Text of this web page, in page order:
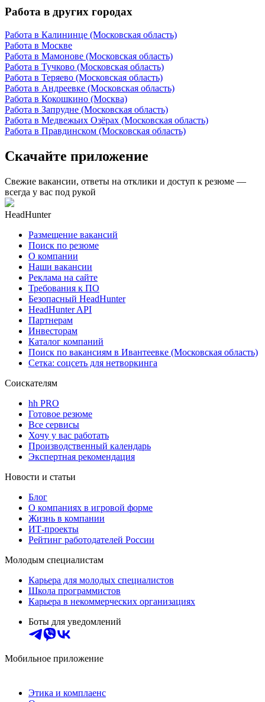
Работа в других городах
Работа в Калининце (Московская область)
Работа в Москве
Работа в Мамонове (Московская область)
Работа в Тучково (Московская область)
Работа в Теряево (Московская область)
Работа в Андреевке (Московская область)
Работа в Кокошкино (Москва)
Работа в Запрудне (Московская область)
Работа в Медвежьих Озёрах (Московская область)
Работа в Правдинском (Московская область)
Скачайте приложение
Свежие вакансии, ответы на отклики и доступ к резюме —
всегда у вас под рукой
HeadHunter
Размещение вакансий
Поиск по резюме
О компании
Наши вакансии
Реклама на сайте
Требования к ПО
Безопасный HeadHunter
HeadHunter API
Партнерам
Инвесторам
Каталог компаний
Поиск по вакансиям в Ивантеевке (Московская область)
Сетка: соцсеть для нетворкинга
Соискателям
hh PRO
Готовое резюме
Все сервисы
Хочу у вас работать
Производственный календарь
Экспертная рекомендация
Новости и статьи
Блог
О компаниях в игровой форме
Жизнь в компании
ИТ-проекты
Рейтинг работодателей России
Молодым специалистам
Карьера для молодых специалистов
Школа программистов
Карьера в некоммерческих организациях
Боты для уведомлений
Мобильное приложение
Этика и комплаенс